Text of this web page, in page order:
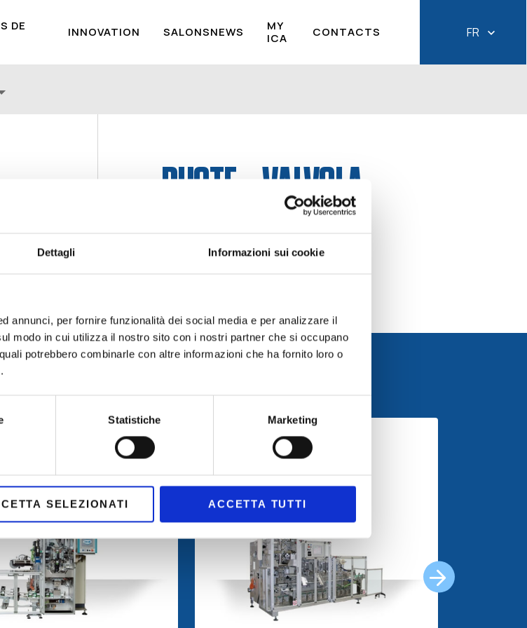
Dettagli Informazioni sui cookie
annunci, per fornire funzionalità dei social media e per analizzare il
modo in cui utilizza il nostro sito con i nostri partner che si occupano
potrebbero combinarle con altre informazioni che ha fornito loro o
Statistiche Marketing
SELEZIONATI ACCETTA TUTTI
DE
INNOVATION SALONSNEWS
MY
ICA
CONTACTS FR
BUSTE – VALVOLA